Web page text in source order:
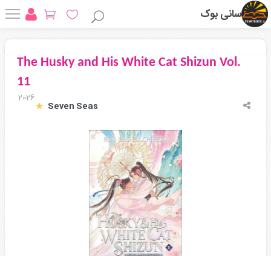
سانی بوک
The Husky and His White Cat Shizun Vol.
11
2026
‎ Seven Seas